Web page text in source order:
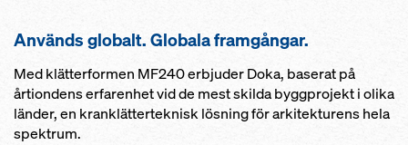
Används globalt. Globala framgångar.
Med klätterformen MF240 erbjuder Doka, baserat på
årtiondens erfarenhet vid de mest skilda byggprojekt i olika
länder, en kranklätterteknisk lösning för arkitekturens hela
spektrum.